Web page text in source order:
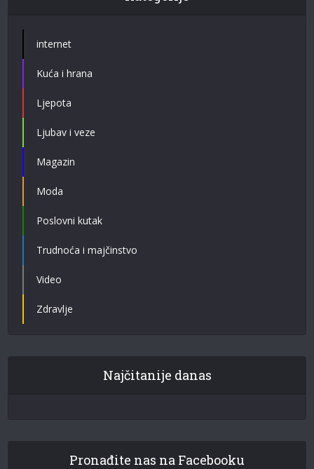
internet
Kuća i hrana
Ljepota
Ljubav i veze
Magazin
Moda
Poslovni kutak
Trudnoća i majčinstvo
Video
Zdravlje
Najčitanije danas
Pronađite nas na Facebooku